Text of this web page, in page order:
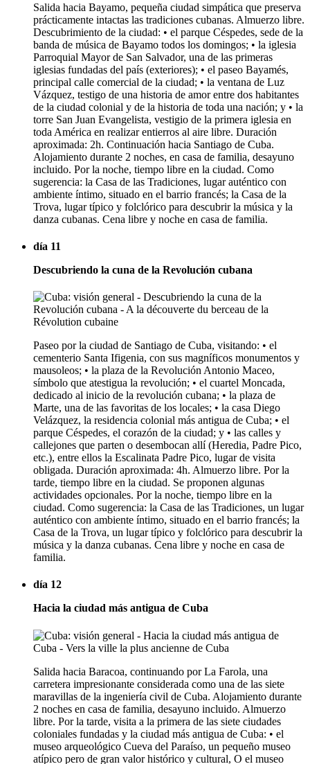
Salida hacia Bayamo, pequeña ciudad simpática que preserva
prácticamente intactas las tradiciones cubanas. Almuerzo libre.
Descubrimiento de la ciudad: • el parque Céspedes, sede de la
banda de música de Bayamo todos los domingos; • la iglesia
Parroquial Mayor de San Salvador, una de las primeras
iglesias fundadas del país (exteriores); • el paseo Bayamés,
principal calle comercial de la ciudad; • la ventana de Luz
Vázquez, testigo de una historia de amor entre dos habitantes
de la ciudad colonial y de la historia de toda una nación; y • la
torre San Juan Evangelista, vestigio de la primera iglesia en
toda América en realizar entierros al aire libre. Duración
aproximada: 2h. Continuación hacia Santiago de Cuba.
Alojamiento durante 2 noches, en casa de familia, desayuno
incluido. Por la noche, tiempo libre en la ciudad. Como
sugerencia: la Casa de las Tradiciones, lugar auténtico con
ambiente íntimo, situado en el barrio francés; la Casa de la
Trova, lugar típico y folclórico para descubrir la música y la
danza cubanas. Cena libre y noche en casa de familia.
día 11
Descubriendo la cuna de la Revolución cubana
Paseo por la ciudad de Santiago de Cuba, visitando: • el
cementerio Santa Ifigenia, con sus magníficos monumentos y
mausoleos; • la plaza de la Revolución Antonio Maceo,
símbolo que atestigua la revolución; • el cuartel Moncada,
dedicado al inicio de la revolución cubana; • la plaza de
Marte, una de las favoritas de los locales; • la casa Diego
Velázquez, la residencia colonial más antigua de Cuba; • el
parque Céspedes, el corazón de la ciudad; y • las calles y
callejones que parten o desembocan allí (Heredia, Padre Pico,
etc.), entre ellos la Escalinata Padre Pico, lugar de visita
obligada. Duración aproximada: 4h. Almuerzo libre. Por la
tarde, tiempo libre en la ciudad. Se proponen algunas
actividades opcionales. Por la noche, tiempo libre en la
ciudad. Como sugerencia: la Casa de las Tradiciones, un lugar
auténtico con ambiente íntimo, situado en el barrio francés; la
Casa de la Trova, un lugar típico y folclórico para descubrir la
música y la danza cubanas. Cena libre y noche en casa de
familia.
día 12
Hacia la ciudad más antigua de Cuba
Salida hacia Baracoa, continuando por La Farola, una
carretera impresionante considerada como una de las siete
maravillas de la ingeniería civil de Cuba. Alojamiento durante
2 noches en casa de familia, desayuno incluido. Almuerzo
libre. Por la tarde, visita a la primera de las siete ciudades
coloniales fundadas y la ciudad más antigua de Cuba: • el
museo arqueológico Cueva del Paraíso, un pequeño museo
atípico pero de gran valor histórico y cultural, O el museo